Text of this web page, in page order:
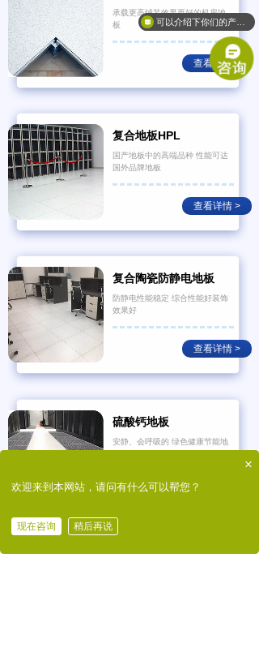
承载更高铺装效果更好的机房地
板
查看详情 >
复合地板HPL
国产地板中的高端品种 性能可达
国外品牌地板
查看详情 >
复合陶瓷防静电地板
防静电性能稳定 综合性能好装饰
效果好
查看详情 >
硫酸钙地板
安静、会呼吸的 绿色健康节能地
查看详情 >
可以介绍下你们的产品么？
×
欢迎来到本网站，请问有什么可以帮您？
现在咨询
稍后再说
在线咨询